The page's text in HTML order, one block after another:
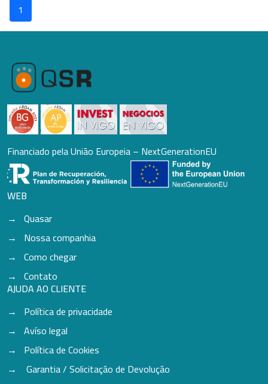
1
Financiado pela União Europeia – NextGenerationEU
WEB
Quasar
Nossa companhia
Como chegar
Contato
AJUDA AO CLIENTE
Política de privacidade
Avíso legal
Política de Cookies
Garantia / Solicitação de Devolução